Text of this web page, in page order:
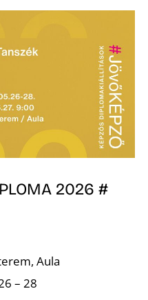
2026 #
Aula
– 28